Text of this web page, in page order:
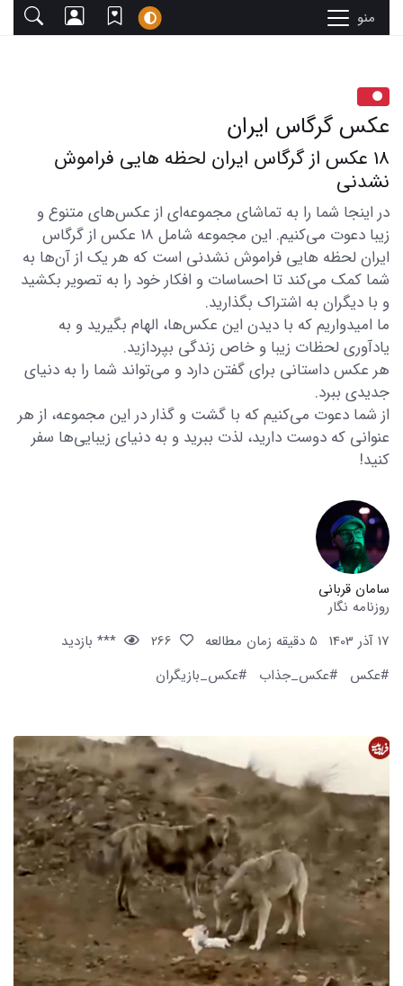
منو
عکس گرگاس ایران
18 عکس از گرگاس ایران لحظه هایی فراموش
نشدنی
در اینجا شما را به تماشای مجموعه‌ای از عکس‌های متنوع و
زیبا دعوت می‌کنیم. این مجموعه شامل 18 عکس از گرگاس
ایران لحظه هایی فراموش نشدنی است که هر یک از آن‌ها به
شما کمک می‌کند تا احساسات و افکار خود را به تصویر بکشید
و با دیگران به اشتراک بگذارید.
ما امیدواریم که با دیدن این عکس‌ها، الهام بگیرید و به
یادآوری لحظات زیبا و خاص زندگی بپردازید.
هر عکس داستانی برای گفتن دارد و می‌تواند شما را به دنیای
جدیدی ببرد.
از شما دعوت می‌کنیم که با گشت و گذار در این مجموعه، از هر
عنوانی که دوست دارید، لذت ببرید و به دنیای زیبایی‌ها سفر
کنید!
سامان قربانی
روزنامه نگار
17 آذر 1403
5 دقیقه زمان مطالعه
*** بازدید
#عکس
#عکس_جذاب #عکس_بازیگران